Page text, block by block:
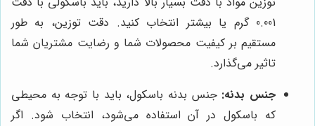
0.001 گرم یا بیشتر انتخاب کنید. دقت توزین، به طور
مستقیم بر کیفیت محصولات شما و رضایت مشتریان شما
تاثیر می‌گذارد.
جنس بدنه: جنس بدنه باسکول، باید با توجه به محیطی
که باسکول در آن استفاده می‌شود، انتخاب شود. اگر